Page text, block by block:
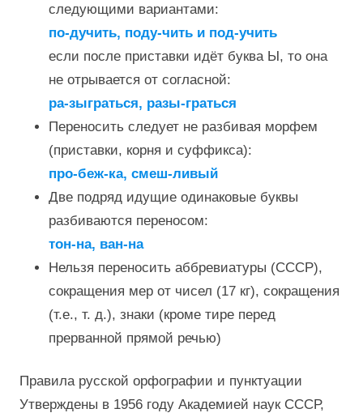
следующими вариантами:
по-дучить, поду-чить и под-учить
если после приставки идёт буква Ы, то она
не отрывается от согласной:
ра-зыграться, разы-граться
Переносить следует не разбивая морфем
(приставки, корня и суффикса):
про-беж-ка, смеш-ливый
Две подряд идущие одинаковые буквы
разбиваются переносом:
тон-на, ван-на
Нельзя переносить аббревиатуры (СССР),
сокращения мер от чисел (17 кг), сокращения
(т.е., т. д.), знаки (кроме тире перед
прерванной прямой речью)
Правила русской орфографии и пунктуации
Утверждены в 1956 году Академией наук СССР,